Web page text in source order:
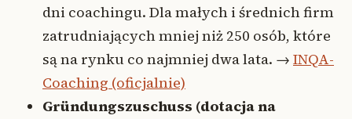
dni coachingu. Dla małych i średnich firm
zatrudniających mniej niż 250 osób, które
są na rynku co najmniej dwa lata. → INQA-
Coaching (oficjalnie)
Gründungszuschuss (dotacja na